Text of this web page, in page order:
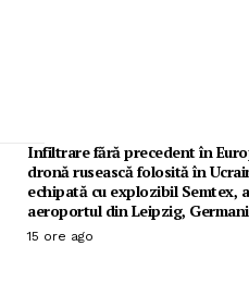
Infiltrare fără precedent în
dronă rusească folosită în
echipată cu explozibil Semtex,
aeroportul din Leipzig,
15 ore ago